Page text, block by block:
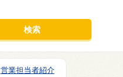
営業担当者紹介